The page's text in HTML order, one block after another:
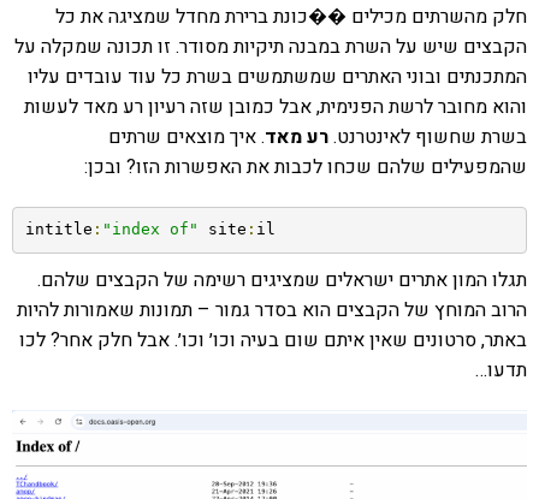
חלק מהשרתים מכילים ��כונת ברירת מחדל שמציגה את כל
הקבצים שיש על השרת במבנה תיקיות מסודר. זו תכונה שמקלה על
המתכנתים ובוני האתרים שמשתמשים בשרת כל עוד עובדים עליו
והוא מחובר לרשת הפנימית, אבל כמובן שזה רעיון רע מאד לעשות
בשרת שחשוף לאינטרנט.רע מאד. איך מוצאים שרתים
שהמפעילים שלהם שכחו לכבות את האפשרות הזו? ובכן:
intitle : "index of" site : il
תגלו המון אתרים ישראלים שמציגים רשימה של הקבצים שלהם.
הרוב המוחץ של הקבצים הוא בסדר גמור – תמונות שאמורות להיות
באתר, סרטונים שאין איתם שום בעיה וכו׳ וכו׳. אבל חלק אחר? לכו
תדעו…